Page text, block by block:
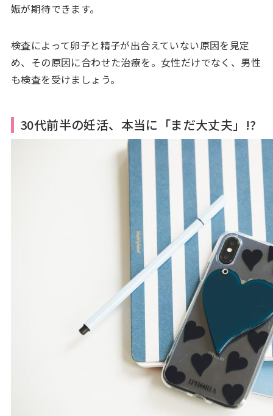
娠が期待できます。
検査によって卵子と精子が出合えていない原因を見定
め、その原因に合わせた治療を。女性だけでなく、男性
も検査を受けましょう。
30代前半の妊活、本当に「まだ大丈夫」!?